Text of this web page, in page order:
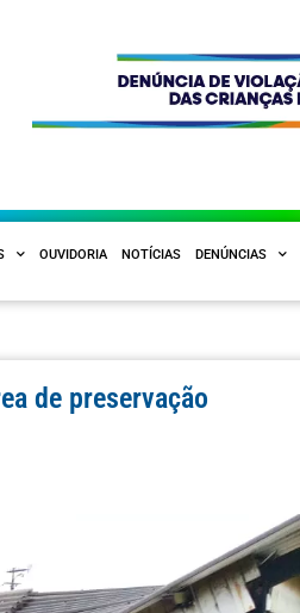
OUVIDORIA NOTÍCIAS DENÚNCIAS
de preservação